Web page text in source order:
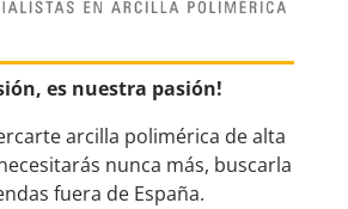
es nuestra pasión!
arcilla polimérica de alta
nunca más, buscarla
fuera de España.